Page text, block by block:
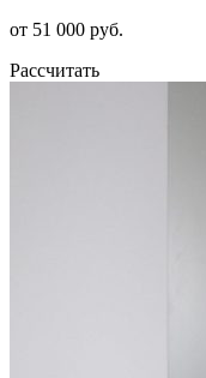
от 51 000 руб.
Рассчитать